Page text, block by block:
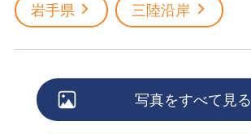
岩手県 三陸沿岸
写真をすべて見る